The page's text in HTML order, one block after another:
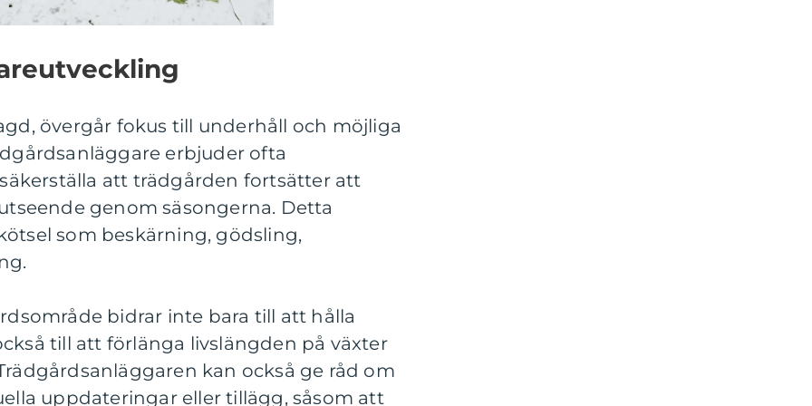
övergår fokus till underhåll och möjliga
erbjuder ofta
att trädgården fortsätter att
genom säsongerna. Detta
som beskärning, gödsling,
bidrar inte bara till att hålla
till att förlänga livslängden på växter
kan också ge råd om
uppdateringar eller tillägg, såsom att